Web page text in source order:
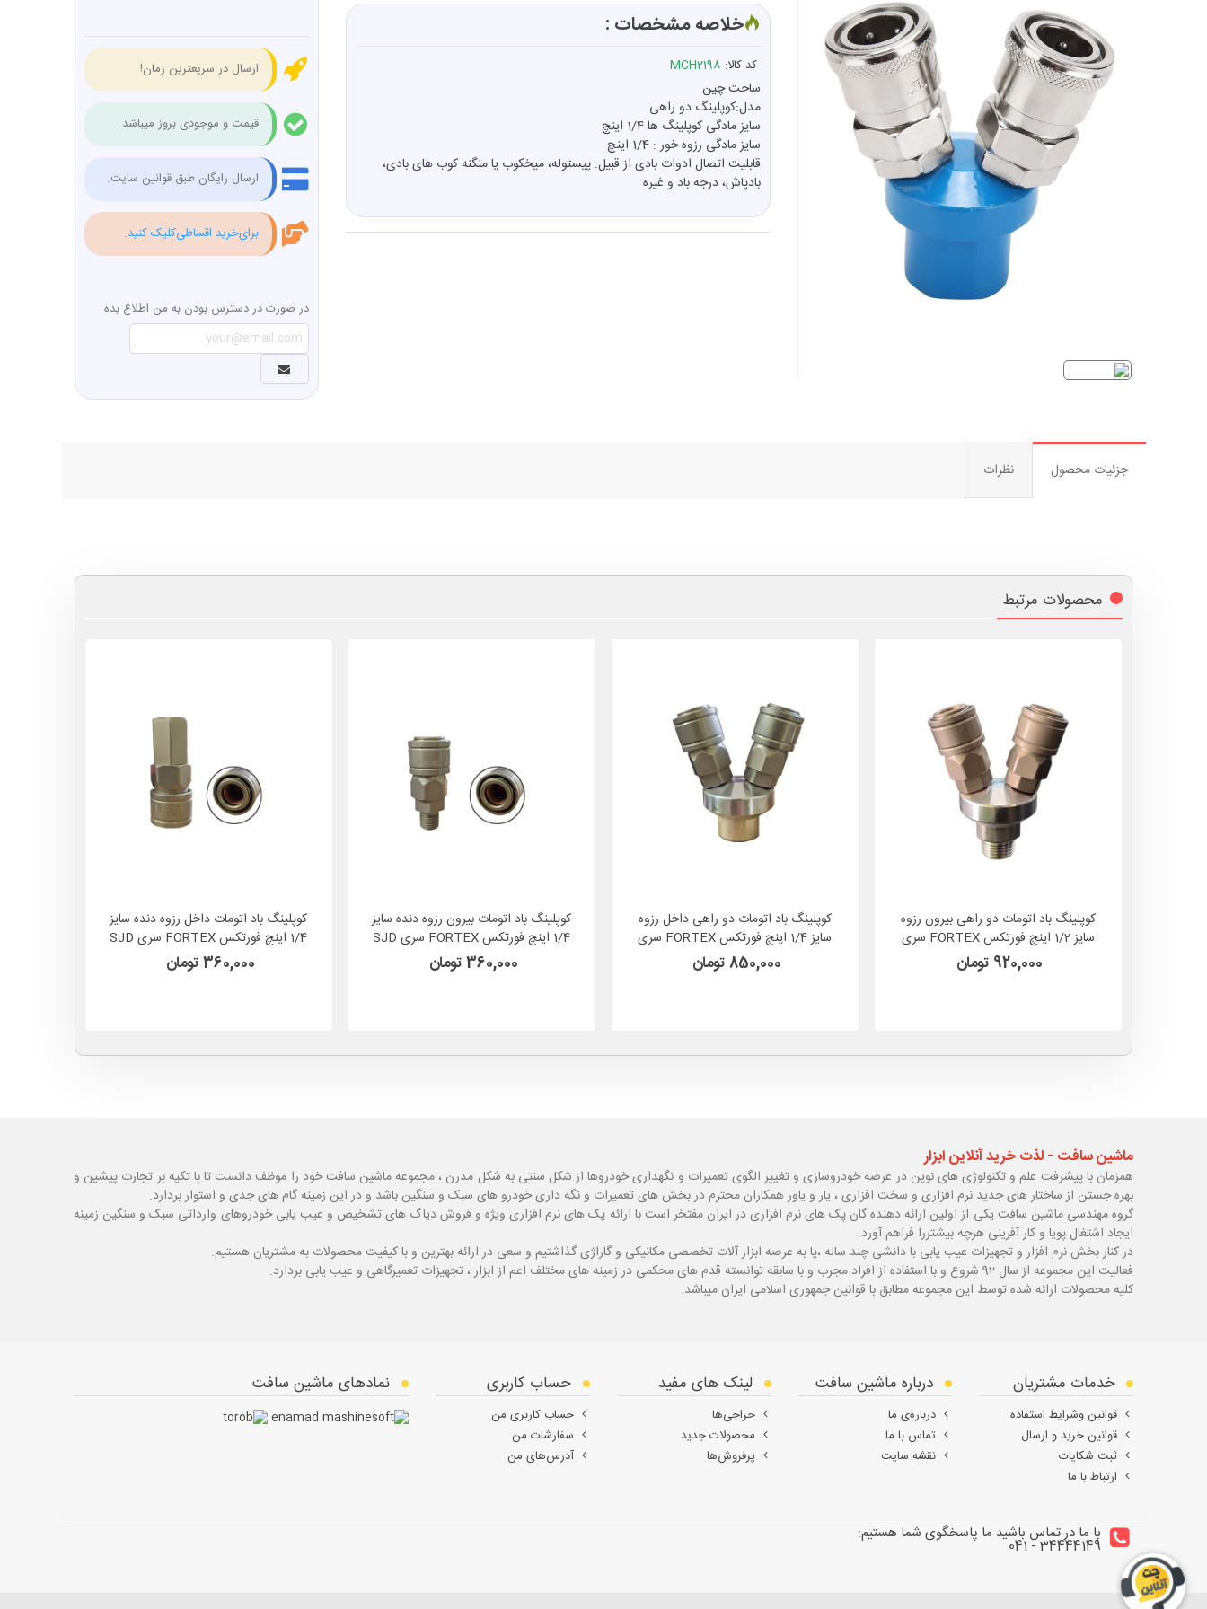
خلاصه مشخصات :
کد کالا: MCH2198
ساخت چین
مدل:کوپلینگ دو راهی
سایز مادگی کوپلینگ ها 1/4 اینچ
سایز مادگی رزوه خور : 1/4 اینچ
قابلیت اتصال ادوات بادی از قبیل: پیستوله، میخکوب یا منگنه کوب های بادی،
بادپاش، درجه باد و غیره
ارسال در سریعترین زمان!
قیمت و موجودی بروز میباشد.
ارسال رایگان طبق قوانین سایت.
برای‌خرید اقساطی‌کلیک کنید.
در صورت در دسترس بودن به من اطلاع بده
جزئیات محصول نظرات
محصولات مرتبط
کوپلینگ باد اتومات دو راهی بیرون رزوه
سایز 1/2 اینچ فورتکس FORTEX سری
SJD
920,000 تومان
کوپلینگ باد اتومات دو راهی داخل رزوه
سایز 1/4 اینچ فورتکس FORTEX سری
SJD
850,000 تومان
کوپلینگ باد اتومات بیرون رزوه دنده سایز
1/4 اینچ فورتکس FORTEX سری SJD
360,000 تومان
کوپلینگ باد اتومات داخل رزوه دنده سایز
1/4 اینچ فورتکس FORTEX سری SJD
360,000 تومان
ماشین سافت - لذت خرید آنلاین ابزار
همزمان با پیشرفت علم و تکنولوژی های نوین در عرصه خودروسازی و تغییر الگوی تعمیرات و نگهداری خودروها از شکل سنتی به شکل مدرن ، مجموعه ماشین سافت خود را موظف دانست تا با تکیه بر تجارت پیشین و
بهره جستن از ساختار های جدید نرم افزاری و سخت افزاری ، یار و یاور همکاران محترم در بخش های تعمیرات و نگه داری خودرو های سبک و سنگین باشد و در این زمینه گام های جدی و استوار بردارد.
گروه مهندسی ماشین سافت یکی از اولین ارائه دهنده گان پک های نرم افزاری در ایران مفتخر است با ارائه پک های نرم افزاری ویژه و فروش دیاگ های تشخیص و عیب یابی خودروهای وارداتی سبک و سنگین زمینه
ایجاد اشتغال پویا و کار آفرینی هرچه بیشتررا فراهم آورد.
در کنار بخش نرم افزار و تجهیزات عیب یابی با دانشی چند ساله ،پابه عرصه ابزار آلات تخصصی مکانیکی و گاراژی گذاشتیم و سعی در ارائه بهترین و با کیفیت محصولات به مشتریان هستیم.
فعالیت این مجموعه از سال 92 شروع و با استفاده از افراد مجرب و با سابقه توانسته قدم های محکمی در زمینه های مختلف اعم از ابزار ، تجهیزات تعمیرگاهی و عیب یابی بردارد.
کلیه محصولات ارائه شده توسط این مجموعه مطابق با قوانین جمهوری اسلامی ایران میباشد.
خدمات مشتریان
قوانین وشرایط استفاده
قوانین خرید و ارسال
ثبت شکایات
ارتباط با ما
درباره ماشین سافت
درباره‌ی ما
تماس با ما
نقشه سایت
لینک های مفید
حراجی‌ها
محصولات جدید
پرفروش‌ها
حساب کاربری
حساب کاربری من
سفارشات من
آدرس‌های من
نمادهای ماشین سافت
با ما در تماس باشید ما پاسخگوی شما هستیم:
34444149 - 041